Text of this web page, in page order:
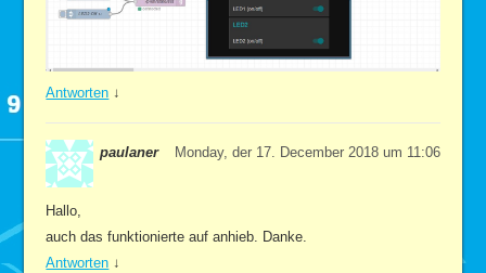
Antworten ↓
paulaner Monday, der 17. December 2018 um 11:06
Hallo,
auch das funktionierte auf anhieb. Danke.
Antworten ↓